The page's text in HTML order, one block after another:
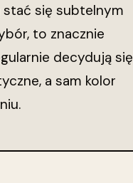
stać się subtelnym
to znacznie
decydują się
a sam kolor